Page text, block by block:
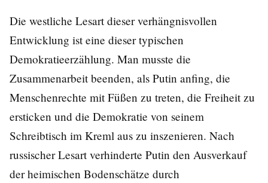
Die westliche Lesart dieser verhängnisvollen
Entwicklung ist eine dieser typischen
Demokratieerzählung. Man musste die
Zusammenarbeit beenden, als Putin anfing, die
Menschenrechte mit Füßen zu treten, die Freiheit zu
ersticken und die Demokratie von seinem
Schreibtisch im Kreml aus zu inszenieren. Nach
russischer Lesart verhinderte Putin den Ausverkauf
der heimischen Bodenschätze durch